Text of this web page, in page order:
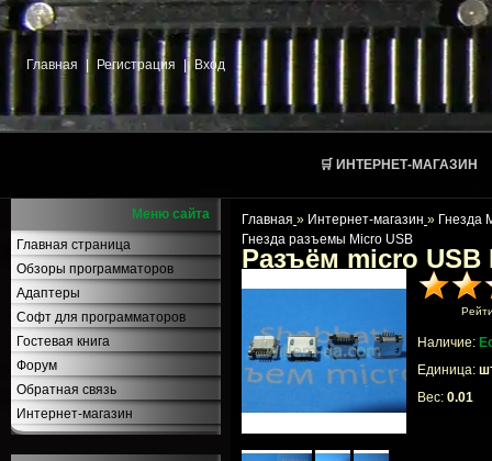
Главная Регистрация | Вход
🛒 ИНТЕРНЕТ-МАГАЗИН
Меню сайта
Главная страница
Обзоры программаторов
Адаптеры
Софт для программаторов
Гостевая книга
Форум
Обратная связь
Интернет-магазин
Главная » Интернет-магазин » Гнезда
Гнезда разъемы Micro USB
Разъём micro
Наличие:
Единица:
Вес: 0.01